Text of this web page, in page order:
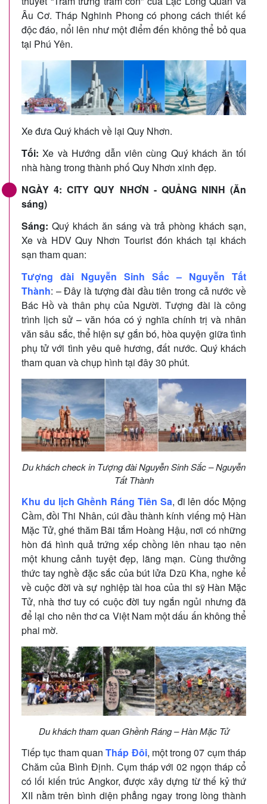
Âu Cơ. Tháp Nghinh Phong có phong cách thiết kế
độc đáo, nổi lên như một điểm đến không thể bỏ qua
tại Phú Yên.
Xe đưa Quý khách về lại Quy Nhơn.
Tối: Xe và Hướng dẫn viên cùng Quý khách ăn tối
nhà hàng trong thành phố Quy Nhơn xinh đẹp.
NGÀY 4: CITY QUY NHƠN - QUẢNG NINH (Ăn
sáng)
Sáng: Quý khách ăn sáng và trả phòng khách sạn,
Xe và HDV Quy Nhơn Tourist đón khách tại khách
sạn tham quan:
Tượng đài Nguyễn Sinh Sắc – Nguyễn Tất
Thành: – Đây là tượng đài đầu tiên trong cả nước về
Bác Hồ và thân phụ của Người. Tượng đài là công
trình lịch sử – văn hóa có ý nghĩa chính trị và nhân
văn sâu sắc, thể hiện sự gắn bó, hòa quyện giữa tình
phụ tử với tình yêu quê hương, đất nước. Quý khách
tham quan và chụp hình tại đây 30 phút.
Du khách check in Tượng đài Nguyễn Sinh Sắc – Nguyễn
Tất Thành
Khu du lịch Ghềnh Ráng Tiên Sa, đi lên dốc Mộng
Cầm, đồi Thi Nhân, cúi đầu thành kính viếng mộ Hàn
Mặc Tử, ghé thăm Bãi tắm Hoàng Hậu, nơi có những
hòn đá hình quả trứng xếp chồng lên nhau tạo nên
một khung cảnh tuyệt đẹp, lãng mạn. Cùng thưởng
thức tay nghề đặc sắc của bút lửa Dzũ Kha, nghe kể
về cuộc đời và sự nghiệp tài hoa của thi sỹ Hàn Mặc
Tử, nhà thơ tuy có cuộc đời tuy ngắn ngủi nhưng đã
để lại cho nên thơ ca Việt Nam một dấu ấn không thể
phai mờ.
Du khách tham quan Ghềnh Ráng – Hàn Mặc Tử
Tiếp tục tham quanTháp Đôi, một trong 07 cụm tháp
Chăm của Bình Định. Cụm tháp với 02 ngọn tháp cổ
có lối kiến trúc Angkor, được xây dựng từ thế kỷ thứ
XII nằm trên bình diện phẳng ngay trong lòng thành